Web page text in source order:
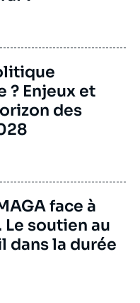
? Enjeux et
des
face à
Le soutien au
la durée